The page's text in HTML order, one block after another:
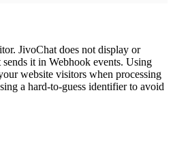
JivoChat does not display or
it in Webhook events. Using
website visitors when processing
a hard-to-guess identifier to avoid